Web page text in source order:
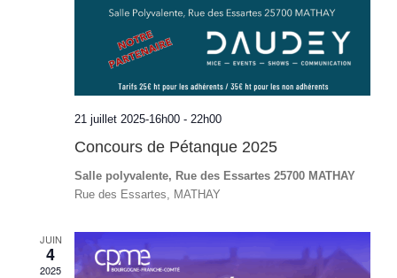
21 juillet 2025-16h00 - 22h00
Concours de Pétanque 2025
Salle polyvalente, Rue des Essartes 25700 MATHAY
Rue des Essartes, MATHAY
JUIN
4
2025